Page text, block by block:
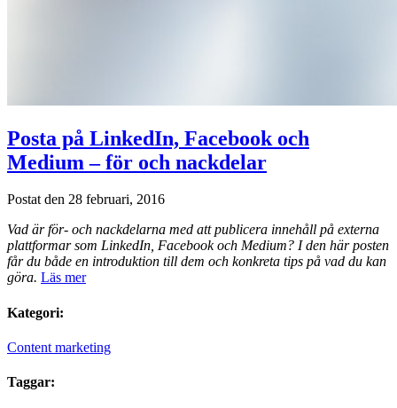
Posta på LinkedIn, Facebook och
Medium – för och nackdelar
Postat den 28 februari, 2016
Vad är för- och nackdelarna med att publicera innehåll på externa
plattformar som LinkedIn, Facebook och Medium? I den här posten
får du både en introduktion till dem och konkreta tips på vad du kan
göra. Läs mer
Kategori:
Content marketing
Taggar: